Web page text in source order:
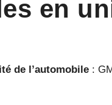
en
de l’automobile: